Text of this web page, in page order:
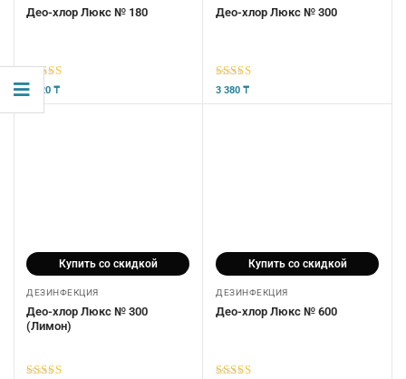
Део-хлор Люкс № 180
5 из 5
1 320 ₸
Део-хлор Люкс № 300
5 из 5
3 380 ₸
Купить со скидкой
ДЕЗИНФЕКЦИЯ
Део-хлор Люкс № 300
(Лимон)
Купить со скидкой
ДЕЗИНФЕКЦИЯ
Део-хлор Люкс № 600